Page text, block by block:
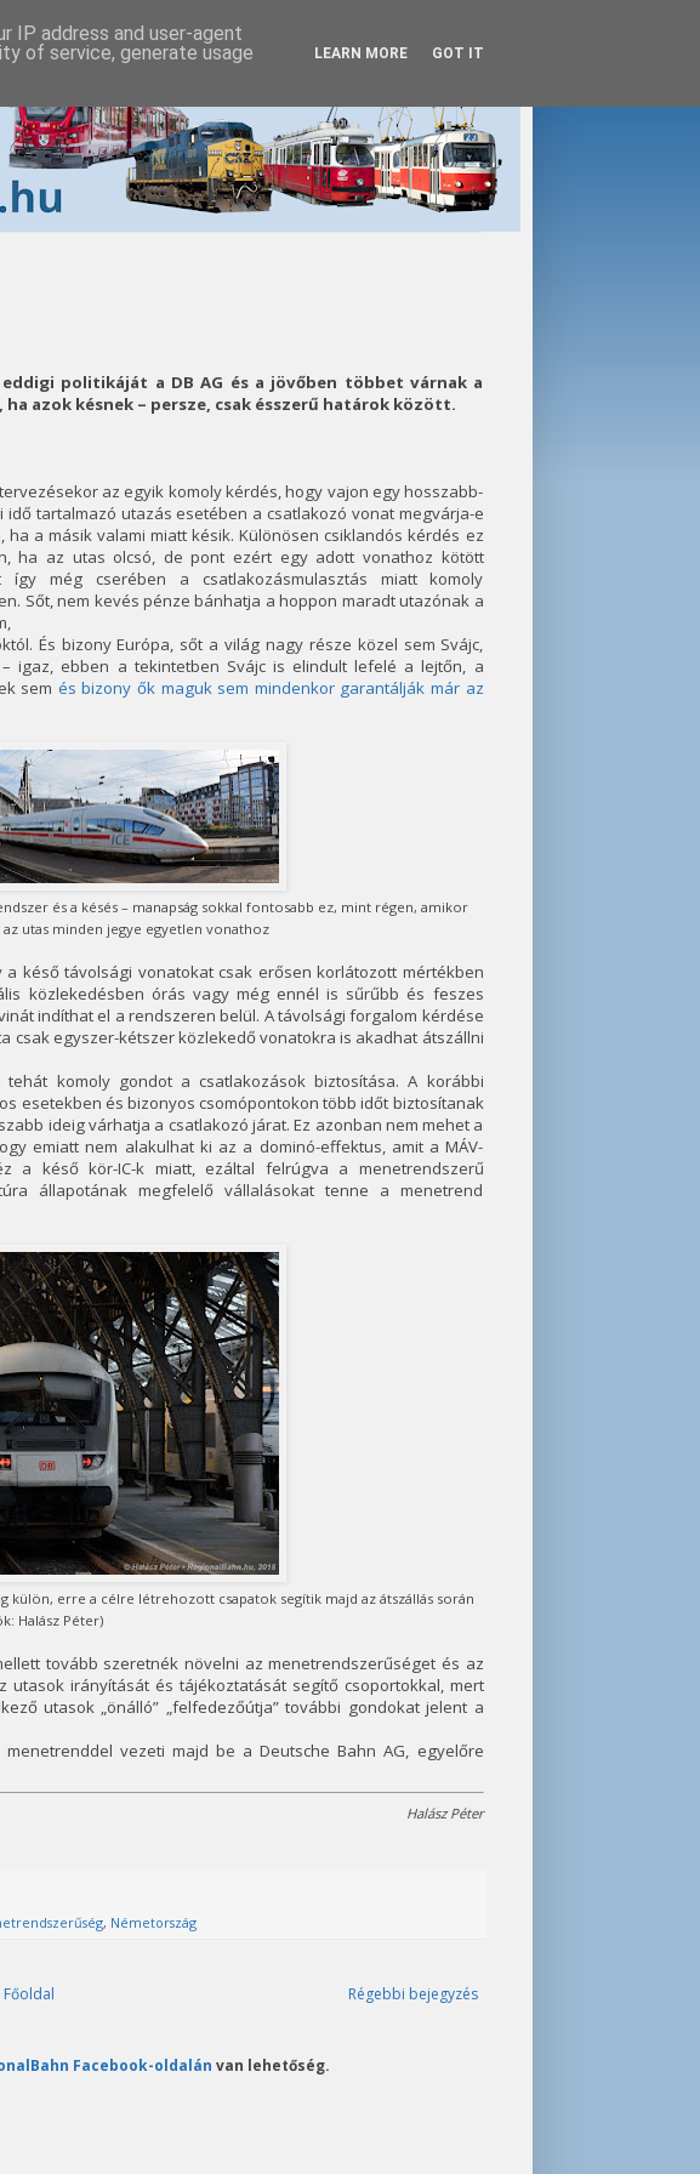
politikáját a DB AG és a jövőben többet várnak a
azok késnek – persze, csak ésszerű határok között.
az egyik komoly kérdés, hogy vajon egy hosszabb-
idő tartalmazó utazás esetében a csatlakozó vonat megvárja-e
ha a másik valami miatt késik. Különösen csiklandós kérdés ez
ha az utas olcsó, de pont ezért egy adott vonathoz kötött
még cserében a csatlakozásmulasztás miatt komoly
Sőt, nem kevés pénze bánhatja a hoppon maradt utazónak a
És bizony Európa, sőt a világ nagy része közel sem Svájc,
igaz, ebben a tekintetben Svájc is elindult lefelé a lejtőn, a
sem és bizony ők maguk sem mindenkor garantálják már az
és a késés – manapság sokkal fontosabb ez, mint régen, amikor
utas minden jegye egyetlen vonathoz
késő távolsági vonatokat csak erősen korlátozott mértékben
közlekedésben órás vagy még ennél is sűrűbb és feszes
indíthat el a rendszeren belül. A távolsági forgalom kérdése
csak egyszer-kétszer közlekedő vonatokra is akadhat átszállni
komoly gondot a csatlakozások biztosítása. A korábbi
esetekben és bizonyos csomópontokon több időt biztosítanak
ideig várhatja a csatlakozó járat. Ez azonban nem mehet a
emiatt nem alakulhat ki az a dominó-effektus, amit a MÁV-
a késő kör-IC-k miatt, ezáltal felrúgva a menetrendszerű
állapotának megfelelő vállalásokat tenne a menetrend
külön, erre a célre létrehozott csapatok segítik majd az átszállás során
Halász Péter)
tovább szeretnék növelni az menetrendszerűséget és az
irányítását és tájékoztatását segítő csoportokkal, mert
utasok „önálló” „felfedezőútja” további gondokat jelent a
vezeti majd be a Deutsche Bahn AG, egyelőre
Halász Péter
, Németország
Régebbi bejegyzés
Főoldal
Facebook-oldalán van lehetőség.
IP address and user-agent
of service, generate usage
LEARN MORE GOT IT